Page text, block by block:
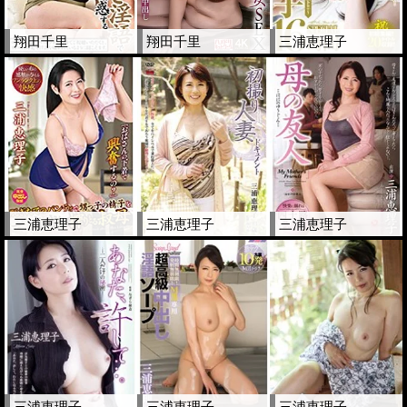
翔田千里 翔田千里 三浦恵理子
三浦恵理子 三浦恵理子 三浦恵理子